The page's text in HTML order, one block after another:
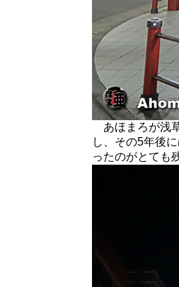
あほまろが浅
し、その5年後
ったのがとても